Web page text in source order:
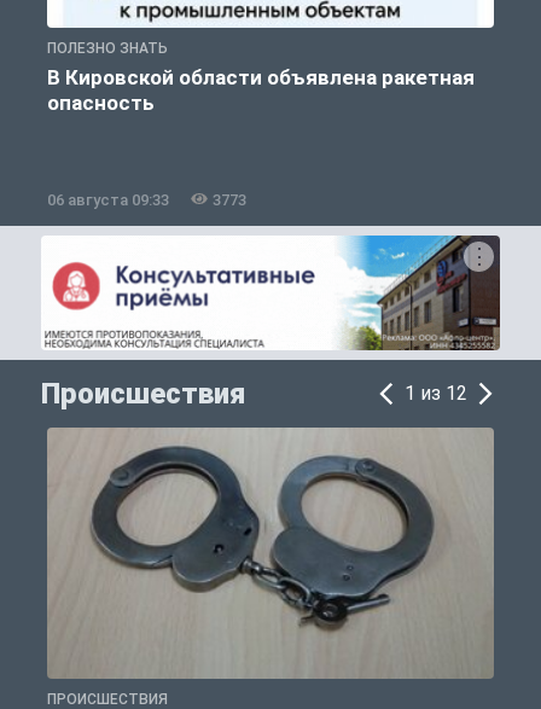
ПОЛЕЗНО ЗНАТЬ
В Кировской области объявлена ракетная
опасность
06 августа 09:33 3773
Происшествия 1 из 12
ПРОИСШЕСТВИЯ